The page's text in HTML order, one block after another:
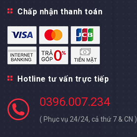
Chấp nhận thanh toán
Hotline tư vấn trực tiếp
0396.007.234
( Phục vụ 24/24, cả thứ 7 & CN )